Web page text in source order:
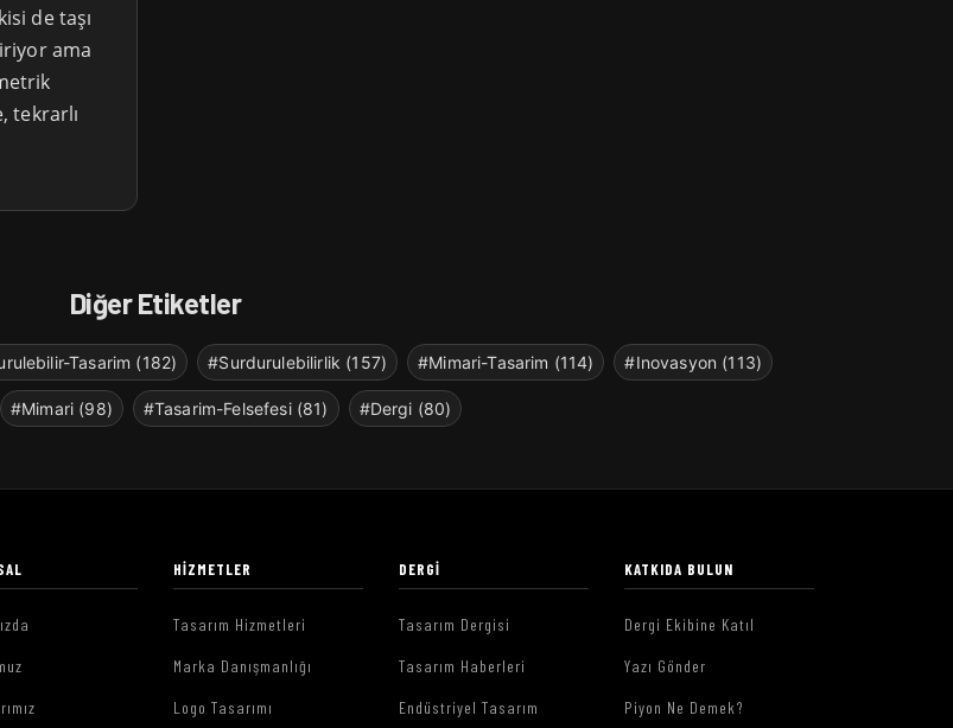
de taşı
ama
tekrarlı
Diğer Etiketler
Tasarim (182) #Surdurulebilirlik (157) #Mimari-Tasarim (114) #Inovasyon (113)
#Mimari (98) #Tasarim-Felsefesi (81) #Dergi (80)
HIZMETLER
Tasarım Hizmetleri
Marka Danışmanlığı
Logo Tasarımı
DERGI
Tasarım Dergisi
Tasarım Haberleri
Endüstriyel Tasarım
KATKIDA BULUN
Dergi Ekibine Katıl
Yazı Gönder
Piyon Ne Demek?